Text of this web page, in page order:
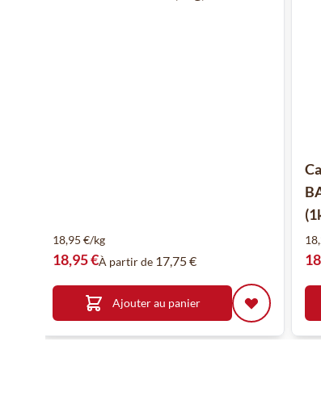
18,95 €/kg
18,95 €À partir de 17,75 €
Ajouter au panier